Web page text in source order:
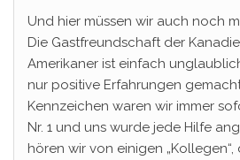
Und hier müssen wir auch noch
Die Gastfreundschaft der
Amerikaner ist einfach
nur positive Erfahrungen
Kennzeichen waren wir immer
Nr. 1 und uns wurde jede Hilfe
hören wir von einigen